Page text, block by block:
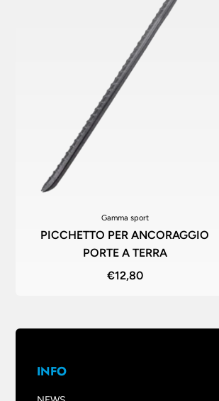
Gamma sport
PICCHETTO PER ANCORAGGIO
PORTE A TERRA
€12,80
INFO